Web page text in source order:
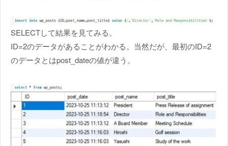
SELECTして結果を見てみる。
ID=2のデータがあることがわかる。当然だが、最初のID=2
のデータとはpost_dateの値が違う。